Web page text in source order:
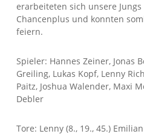
erarbeiteten sich unsere
Chancenplus und konnten
feiern.
Spieler: Hannes Zeiner, Jonas
Greiling, Lukas Kopf, Lenny
Paitz, Joshua Walender, Maxi
Debler
Tore: Lenny (8., 19., 45.)